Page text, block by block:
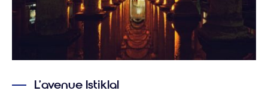
L’avenue Istiklal